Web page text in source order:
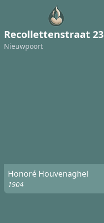
Recollettenstraat 23
Nieuwpoort
Honoré Houvenaghel
1904